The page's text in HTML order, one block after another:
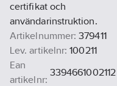
certifikat och
användarinstruktion.
Artikelnummer: 379411
Lev. artikelnr: 100211
Ean
artikelnr:
3394661002112